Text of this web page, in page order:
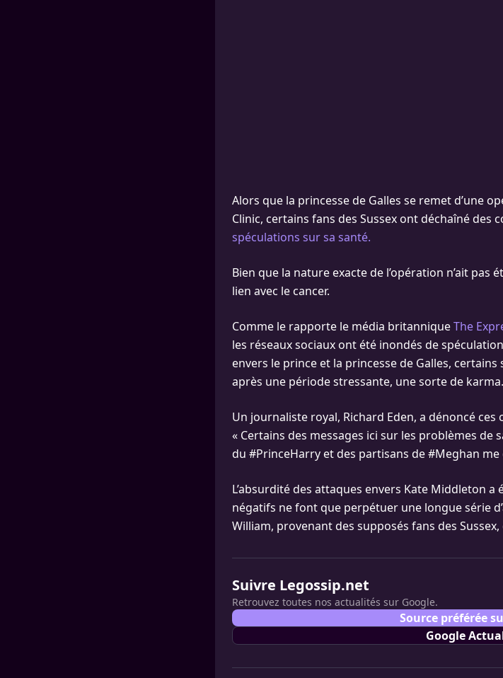
Alors que la princesse de Galles se remet d’une
Clinic, certains fans des Sussex ont déchaîné des
spéculations sur sa santé.
Bien que la nature exacte de l’opération n’ait pas
lien avec le cancer.
Comme le rapporte le média britanniqueThe
les réseaux sociaux ont été inondés de
envers le prince et la princesse de Galles, certains
après une période stressante, une sorte de karma.
Un journaliste royal, Richard Eden, a dénoncé
« Certains des messages ici sur les problèmes de
du #PrinceHarry et des partisans de #Meghan
L’absurdité des attaques envers Kate Middleton
négatifs ne font que perpétuer une longue série
William, provenant des supposés fans des
Suivre Legossip.net
Retrouvez toutes nos actualités sur Google.
Source préférée
Google